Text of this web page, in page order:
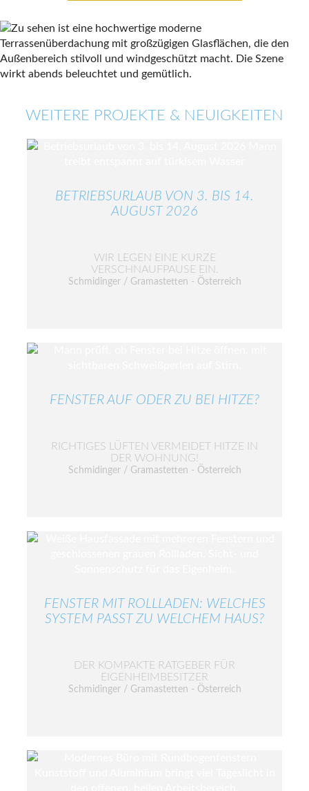
WEITERE PROJEKTE & NEUIGKEITEN
BETRIEBSURLAUB VON 3. BIS 14.
AUGUST 2026
WIR LEGEN EINE KURZE
VERSCHNAUFPAUSE EIN.
Schmidinger / Gramastetten - Österreich
FENSTER AUF ODER ZU BEI HITZE?
RICHTIGES LÜFTEN VERMEIDET HITZE IN
DER WOHNUNG!
Schmidinger / Gramastetten - Österreich
FENSTER MIT ROLLLADEN: WELCHES
SYSTEM PASST ZU WELCHEM HAUS?
DER KOMPAKTE RATGEBER FÜR
EIGENHEIMBESITZER
Schmidinger / Gramastetten - Österreich